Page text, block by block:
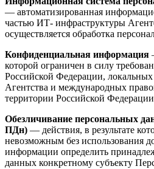
— автоматизированная
частью ИТ- инфраструктуры
осуществляется обработка
Конфиденциальная информация
которой ограничен в силу
Российской Федерации,
Агентства и международных
территории Российской
Обезличивание персональных
ПДн) — действия, в результате
невозможным без использования
информации определить
данных конкретному субъекту